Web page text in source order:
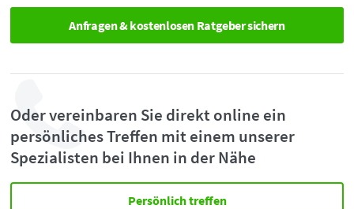
Oder vereinbaren Sie direkt online ein
persönliches Treffen mit einem unserer
Spezialisten bei Ihnen in der Nähe
Persönlich treffen